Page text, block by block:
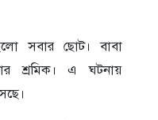
সবার ছোট। বাবা
শ্রমিক। এ ঘটনায়